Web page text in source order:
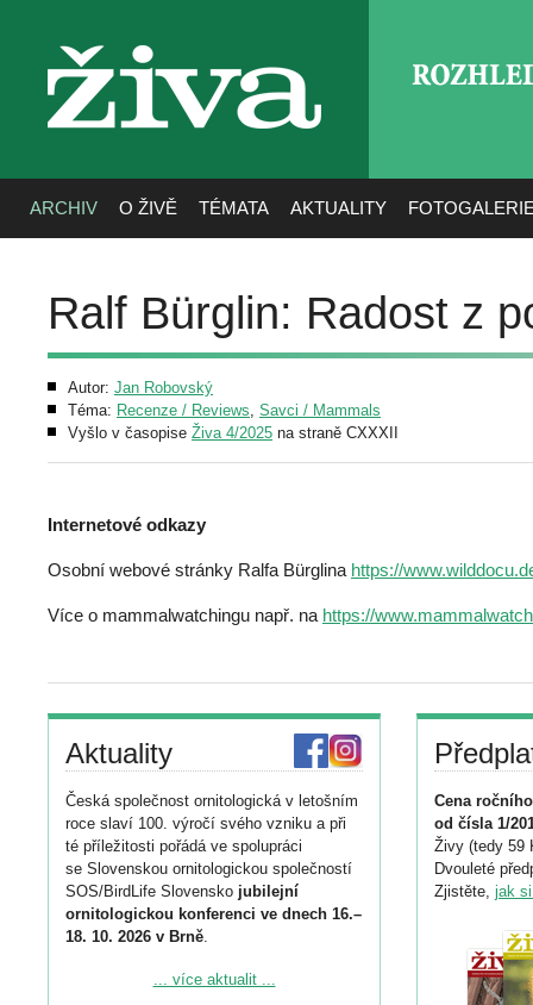
živa
ARCHIV O ŽIVĚ TÉMATA AKTUALITY
Ralf Bürglin: Radost z
Autor: Jan Robovský
Téma: Recenze / Reviews, Savci / Mammals
Vyšlo v časopise Živa 4/2025 na straně CXXXII
Internetové odkazy
Osobní webové stránky Ralfa Bürglina https://
Více o mammalwatchingu např. na https://
Aktuality
Česká společnost ornitologická v letošním
roce slaví 100. výročí svého vzniku a při
té příležitosti pořádá ve spolupráci
se Slovenskou ornitologickou společností
SOS/BirdLife Slovensko jubilejní
ornitologickou konferenci ve dnech 16.–
18. 10. 2026 v Brně.
Podrobnější informace ke konferenci
... více aktualit ...
Cena
od čísla 1/
Živy (tedy 59
Dvouleté
Zjistěte, jak